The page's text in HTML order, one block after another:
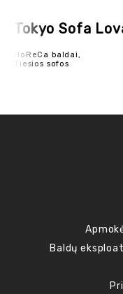
Tokyo Sofa
HoReCa baldai,
Tiesios sofos
Baldų